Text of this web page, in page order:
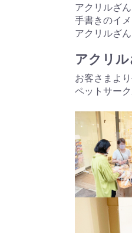
アクリルざ
手書きのイ
アクリルざ
アクリ
お客さまよ
ペットサー